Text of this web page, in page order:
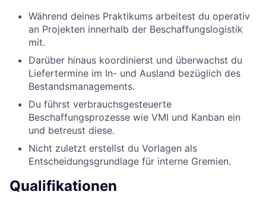
Während deines Praktikums arbeitest du operativ
an Projekten innerhalb der Beschaffungslogistik
mit.
Darüber hinaus koordinierst und überwachst du
Liefertermine im In- und Ausland bezüglich des
Bestandsmanagements.
Du führst verbrauchsgesteuerte
Beschaffungsprozesse wie VMI und Kanban ein
und betreust diese.
Nicht zuletzt erstellst du Vorlagen als
Entscheidungsgrundlage für interne Gremien.
Qualifikationen